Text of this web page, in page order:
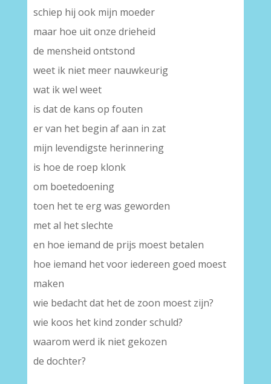
schiep hij ook mijn moeder
maar hoe uit onze drieheid
de mensheid ontstond
weet ik niet meer nauwkeurig
wat ik wel weet
is dat de kans op fouten
er van het begin af aan in zat
mijn levendigste herinnering
is hoe de roep klonk
om boetedoening
toen het te erg was geworden
met al het slechte
en hoe iemand de prijs moest betalen
hoe iemand het voor iedereen goed moest
maken
wie bedacht dat het de zoon moest zijn?
wie koos het kind zonder schuld?
waarom werd ik niet gekozen
de dochter?